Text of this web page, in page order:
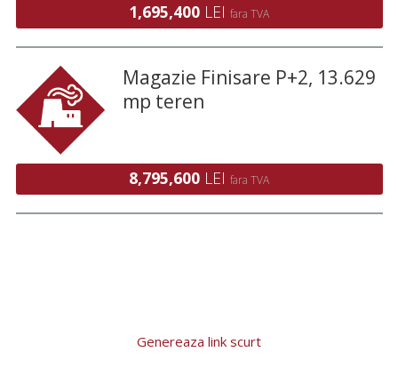
1,695,400 LEI fara TVA
Magazie Finisare P+2, 13.629
mp teren
8,795,600 LEI fara TVA
Genereaza link scurt